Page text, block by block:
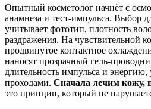
Опытный косметолог начнёт с
анамнеза и тест-импульса. Выбор
учитывает фототип, плотность
раздражения. На чувствительной
продвинутое контактное
наносят прозрачный гель-
длительность импульса и
проходами. Сначала лечим кожу,
это принцип, который не